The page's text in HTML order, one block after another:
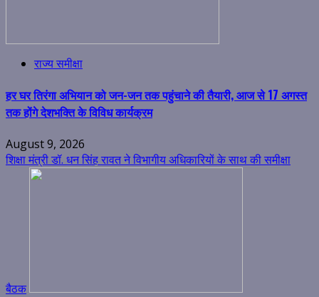
राज्य समीक्षा
हर घर तिरंगा अभियान को जन-जन तक पहुंचाने की तैयारी, आज से 17 अगस्त
तक होंगे देशभक्ति के विविध कार्यक्रम
August 9, 2026
शिक्षा मंत्री डॉ. धन सिंह रावत ने विभागीय अधिकारियों के साथ की समीक्षा
बैठक